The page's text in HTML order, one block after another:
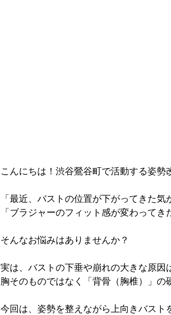
こんにちは！渋谷鶯谷町で活動する姿
「最近、バストの位置が下がってきた気
「ブラジャーのフィット感が変わってき
そんなお悩みはありませんか？
実は、バストの下垂や崩れの大きな原因
胸そのものではなく「背骨（胸椎）」の
今回は、姿勢を整えながら上向きバスト